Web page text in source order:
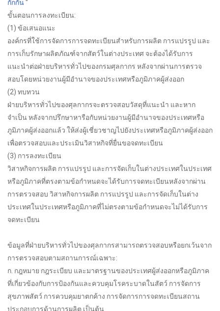
กักกัน"
ขั้นตอนการลงทะเบียน:
(1) ข้อเสนอแนะ
องค์กรที่ใช้การจัดการการจดทะเบียนสำหรับการผลิต การแปรรูป และ
การเก็บรักษาผลิตภัณฑ์จากสัตว์ในต่างประเทศ จะต้องได้รับการ
แนะนำต่อฝ่ายบริหารทั่วไปของกรมศุลกากร หลังจากผ่านการตรวจ
สอบโดยหน่วยงานผู้มีอำนาจของประเทศหรือภูมิภาคผู้ส่งออก
(2) ทบทวน
ฝ่ายบริหารทั่วไปของศุลกากรจะตรวจสอบวัสดุที่แนะนำ และหาก
จำเป็น หลังจากปรึกษาหารือกับหน่วยงานผู้มีอำนาจของประเทศหรือ
ภูมิภาคผู้ส่งออกแล้ว ให้ส่งผู้เชี่ยวชาญไปยังประเทศหรือภูมิภาคผู้ส่งออก
เพื่อตรวจสอบและประเมินวิสาหกิจที่ยื่นขอจดทะเบียน
(3) การลงทะเบียน
วิสาหกิจการผลิต การแปรรูป และการจัดเก็บในต่างประเทศในประเทศ
หรือภูมิภาคที่ตรงตามข้อกำหนดจะได้รับการจดทะเบียนหลังจากผ่าน
การตรวจสอบ วิสาหกิจการผลิต การแปรรูป และการจัดเก็บในต่าง
ประเทศในประเทศหรือภูมิภาคที่ไม่ตรงตามข้อกำหนดจะไม่ได้รับการ
จดทะเบียน
ข้อมูลที่ฝ่ายบริหารทั่วไปของศุลกากรสามารถตรวจสอบหรือยกเว้นจาก
การตรวจสอบตามสถานการณ์เฉพาะ:
ก. กฎหมาย กฎระเบียบ และมาตรฐานของประเทศผู้ส่งออกหรือภูมิภาค
ที่เกี่ยวข้องกับการป้องกันและควบคุมโรคระบาดในสัตว์ การจัดการ
สุขภาพสัตว์ การควบคุมยาตกค้าง การจัดการการจดทะเบียนสถาน
ประกอบการด้านการผลิต เป็นต้น